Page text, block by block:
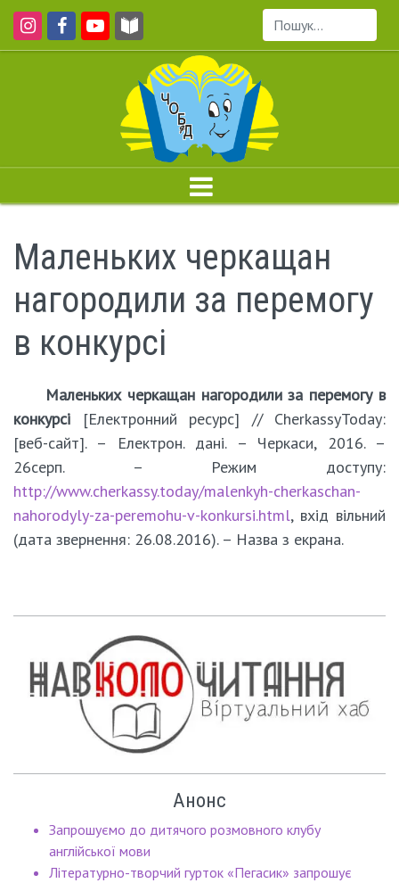
Пошук...
Маленьких черкащан
нагородили за перемогу
в конкурсі
Маленьких черкащан нагородили за перемогу в
конкурсі [Електронний ресурс] // CherkassyToday:
[веб-сайт]. – Електрон. дані. – Черкаси, 2016. –
26серп. – Режим доступу:
http://www.cherkassy.today/malenkyh-cherkaschan-
nahorodyly-za-peremohu-v-konkursi.html, вхід вільний
(дата звернення: 26.08.2016). – Назва з екрана.
Анонс
Запрошуємо до дитячого розмовного клубу
англійської мови
Літературно-творчий гурток «Пегасик» запрошує